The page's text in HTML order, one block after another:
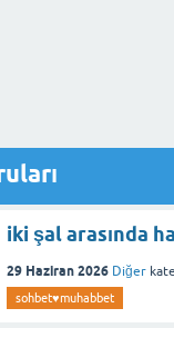
iki şal arasında
29 Haziran 2026 Diğer
sohbet♥️muhabbet